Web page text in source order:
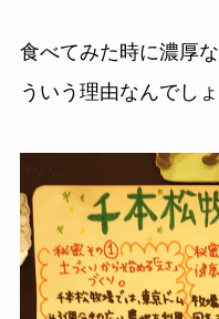
食べてみた時に濃厚
ういう理由なんでしょ